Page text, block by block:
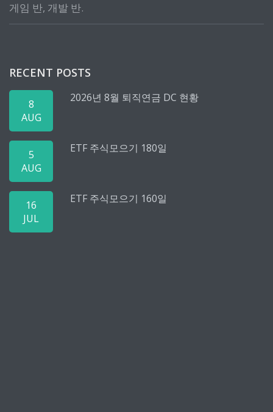
게임 반, 개발 반.
RECENT POSTS
8
AUG
2026년 8월 퇴직연금 DC 현황
5
AUG
ETF 주식모으기 180일
16
JUL
ETF 주식모으기 160일